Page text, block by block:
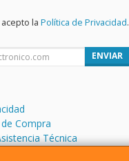
la Política de Privacidad.
ENVIAR
Compra
Técnica